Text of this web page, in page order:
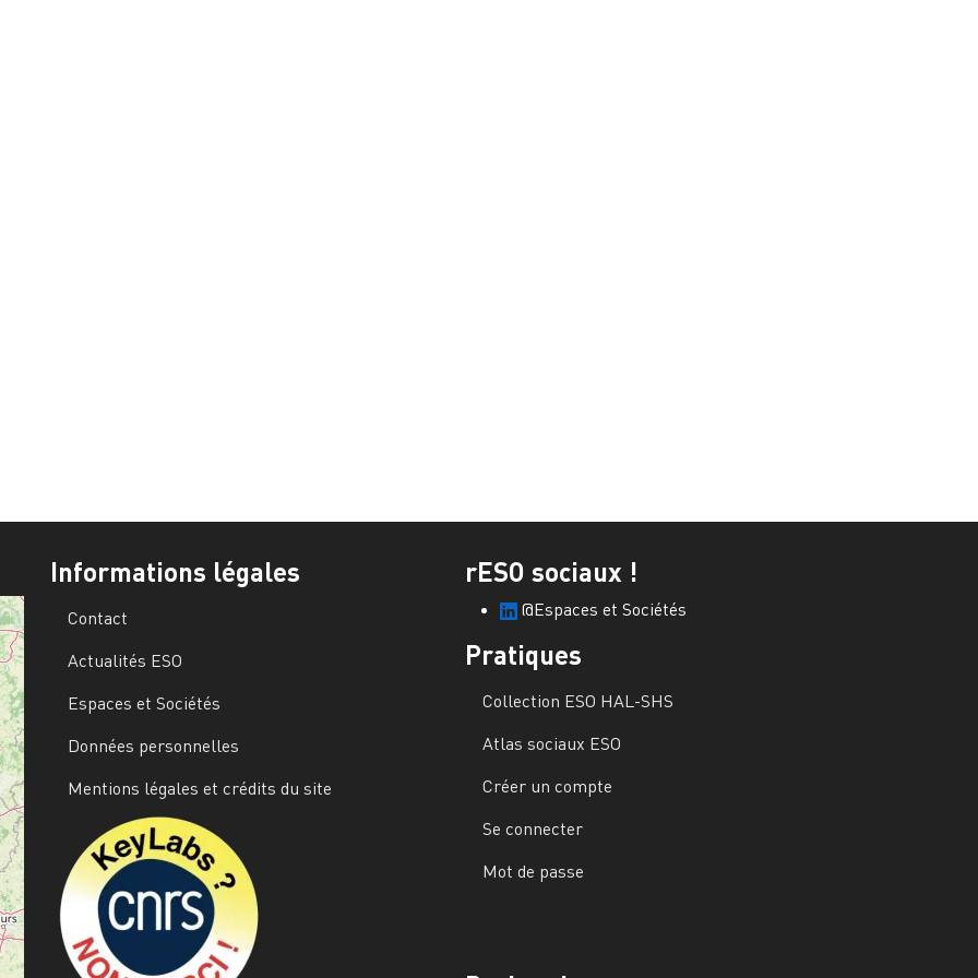
Informations légales
Contact
Actualités ESO
Espaces et Sociétés
Données personnelles
Mentions légales et crédits du site
rESO sociaux !
@Espaces et Sociétés
Pratiques
Collection ESO HAL-SHS
Atlas sociaux ESO
Créer un compte
Se connecter
Mot de passe